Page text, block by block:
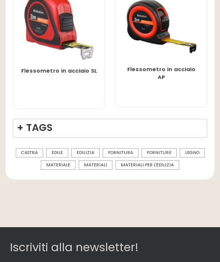
LEGGI TUTTO
Flessometro in acciaio SL LEGGI TUTTO
Flessometro in acciaio
AP
+ TAGS
CASTRA EDILE EDILIZIA FORNITURA FORNITURE LEGNO
MATERIALE MATERIALI MATERIALI PER L'EDILIZIA
Iscriviti alla newsletter!